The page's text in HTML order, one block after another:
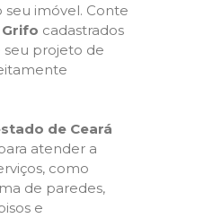
seu imóvel. Conte
cadastrados
seu projeto de
de Ceará
atender a
como
de paredes,
e